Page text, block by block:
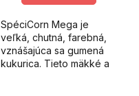
SpéciCorn Mega je
veľká, chutná, farebná,
vznášajúca sa gumená
kukurica. Tieto mäkké a